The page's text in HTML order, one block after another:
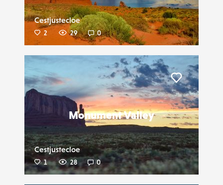
Cestjustecloe
2 29 0
Monument Valley
Cestjustecloe
1 28 0
Liker